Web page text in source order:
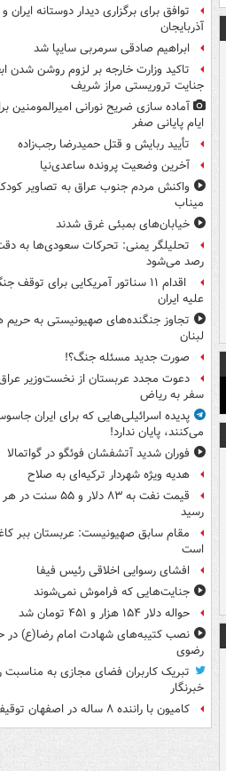
توافق برای برگزاری دیدار دوستانه ایران و
آذربایجان
ابراهیم صادقی سرمربی سایپا شد
تاکید وزارت خارجه بر لزوم روشن شدن
جنایت تروریستی مراز شریف
آماده سازی ضریح نورانی امیرالمومنین
ایام پایانی صفر
تأیید ربایش و قتل حمیدرضا رجب‌زاده
آخرین وضعیت پرونده ساعدی‌نیا
واکنش مردم جنوب عراق به تصاویر
میناب
خیابان‌های بمبئی غرق شدند
تحلیلگر یمنی: تحرکات سعودی‌ها به
رصد می‌شود
اقدام ۱۱ سناتور آمریکایی برای توقف
علیه ایران
تجاوز جنگنده‌های صهیونیستی به حریم
لبنان
صورت جدید مسئله جنگ؟!
دعوت مجدد عربستان از نخست‌وزیر
سفر به ریاض
پدیده اسرائیلی‌هایی که برای ایران
می‌کنند، پایان ندارد!
فوران شدید آتشفشان فوئگو در گواتمالا
هدیه ویژه شهردار ترکیه‌ای به صلاح
قیمت نفت به ۸۳ دلار و ۵۵
رسید
مقام سابق صهیونیست: عربستان ببر
است
افشای رسوایی اخلاقی رئیس فیفا
جنایت‌هایی که فراموش نمی‌شوند
حواله دلار ۱۵۴ هزار و ۴۵۱ تومان شد
نصب کتیبه‌های شهادت امام رضا(ع) در
رضوی
تبریک کاربران فضای مجازی به مناسبت
خبرنگار
کامیون با راننده ۸ ساله در اصفهان توقیف شد